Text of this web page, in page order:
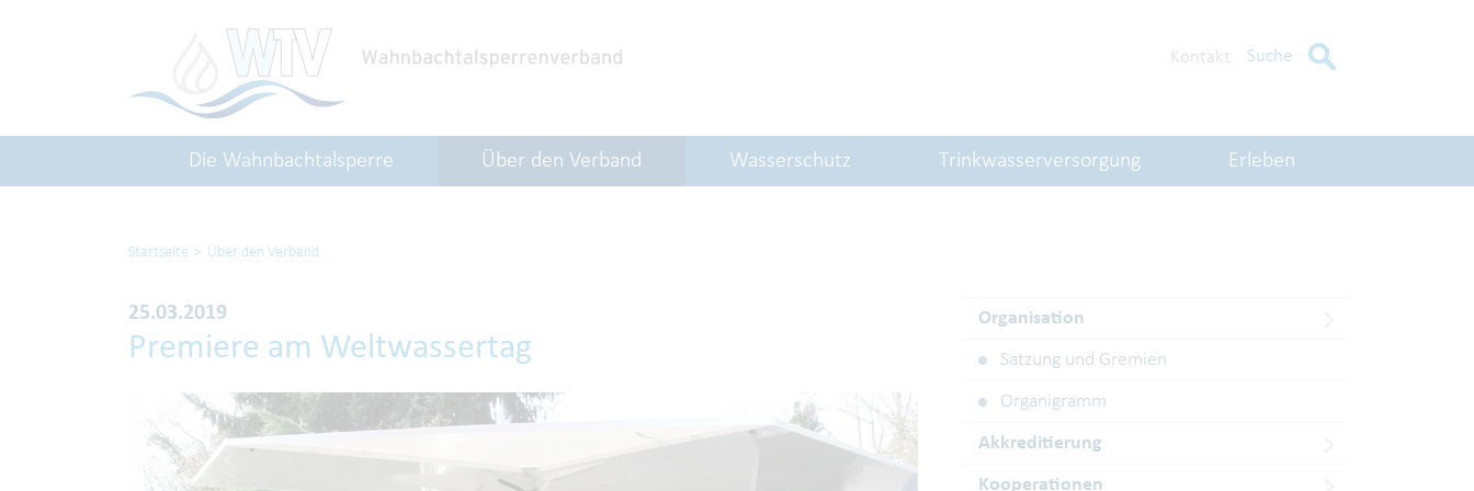
Die Wahnbachtalsperre Über den Verband Wasserschutz Trinkwasserversorgung Erleben
Kontakt Suche
Startseite Über den Verband
25.03.2019
Premiere am Weltwassertag
Organisation
Satzung und Gremien
Organigramm
Akkreditierung
Kooperationen